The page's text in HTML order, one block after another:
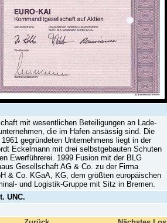
mit wesentlichen Beteiligungen an Lade-
die im Hafen ansässig sind. Die
gegründeten Unternehmens liegt in der
Eckelmann mit drei selbstgebauten Schuten
Ewerführerei. 1999 Fusion mit der BLG
Gesellschaft AG & Co. zu der Firma
& Co. KGaA, KG, dem größten europäischen
und Logistik-Gruppe mit Sitz in Bremen.
UNC.